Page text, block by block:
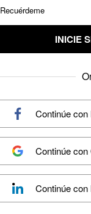
Recuérdeme
INICIE
Continúe con
Continúe con
Continúe con